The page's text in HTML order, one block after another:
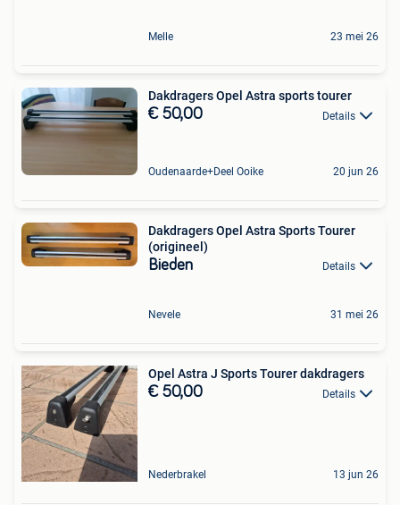
Melle 23 mei 26
Dakdragers Opel Astra sports tourer
€ 50,00 Details
Oudenaarde+Deel Ooike 20 jun 26
Dakdragers Opel Astra Sports Tourer
(origineel)
Bieden Details
Nevele 31 mei 26
Opel Astra J Sports Tourer dakdragers
€ 50,00 Details
Nederbrakel 13 jun 26